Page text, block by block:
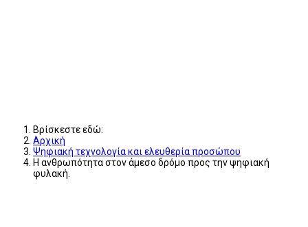
Βρίσκεστε εδώ:
Αρχική
Ψηφιακή τεχνολογία και ελευθερία προσώπου
Η ανθρωπότητα στον άμεσο δρόμο προς την ψηφιακή
φυλακή.